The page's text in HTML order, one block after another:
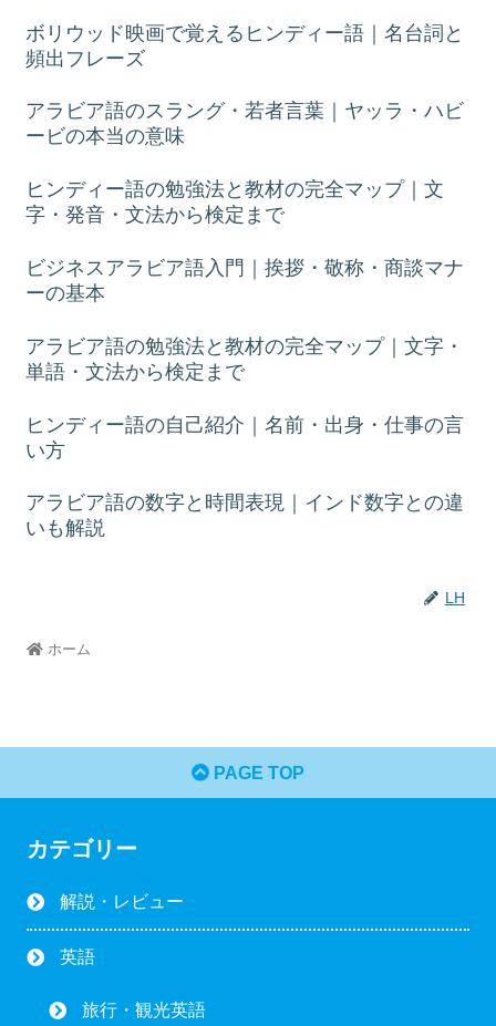
ボリウッド映画で覚えるヒンディー語｜名台詞と
頻出フレーズ
アラビア語のスラング・若者言葉｜ヤッラ・ハビ
ービの本当の意味
ヒンディー語の勉強法と教材の完全マップ｜文
字・発音・文法から検定まで
ビジネスアラビア語入門｜挨拶・敬称・商談マナ
ーの基本
アラビア語の勉強法と教材の完全マップ｜文字・
単語・文法から検定まで
ヒンディー語の自己紹介｜名前・出身・仕事の言
い方
アラビア語の数字と時間表現｜インド数字との違
いも解説
LH
ホーム
PAGE TOP
カテゴリー
解説・レビュー
英語
旅行・観光英語